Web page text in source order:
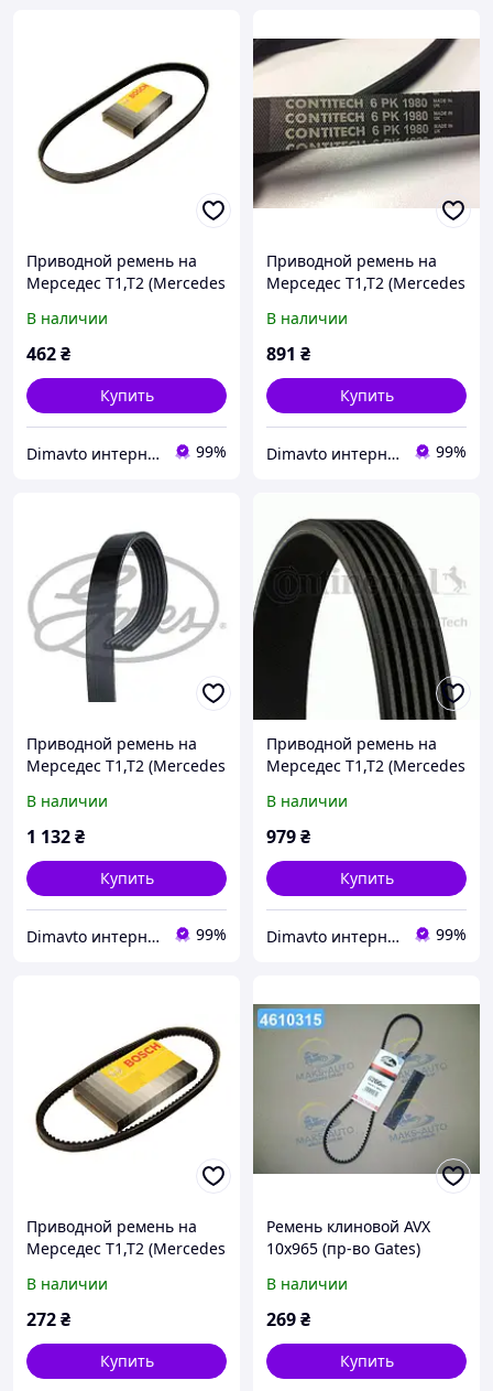
Приводной ремень на
Мерседес Т1,Т2 (Mercedes
W124,W210,W211,W212, G-
Class W460,W461,W463,
В наличии
462₴
Купить
Dimavto интернет-магазин 99%
Приводной ремень на
Мерседес Т1,Т2 (Mercedes
W124,W210,W211,W212,
W124) Contitech 6PK1980
В наличии
891 ₴
Купить
Dimavto интернет-магазин 99%
Приводной ремень на
Мерседес Т1,Т2 (Mercedes
W124,W210,W211,W212,
W124) Gates 6PK1980
В наличии
1 132₴
Купить
Dimavto интернет-магазин 99%
Приводной ремень на
Мерседес Т1,Т2 (Mercedes
W202,W203,W204 , E-Class
В наличии
979₴
Купить
Dimavto интернет-магазин 99%
Приводной ремень на
Мерседес Т1,Т2 (Mercedes
1987947602
В наличии
272₴
Купить
Ремень клиновой AVX
10х965 (пр-во Gates)
В наличии
269₴
Купить